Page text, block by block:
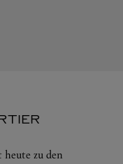
zu den